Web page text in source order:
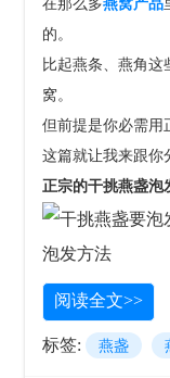
在那么多燕窝产品
的。
比起燕条、燕角这
窝。
但前提是你必需用
这篇就让我来跟你
正宗的干挑燕盏泡
阅读全文>>
标签: 燕盏